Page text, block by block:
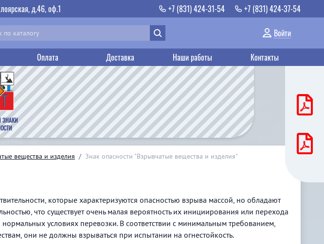
д.46, оф.1 +7 (831) 424-31-54 +7 (831) 424-37-54
Войти
Оплата Доставка Наши работы Контакты
ЗНАКИ
вещества и изделия / Знак опасности "Взрывчатые вещества и изделия"
которые характеризуются опасностью взрыва массой, но обладают
что существует очень малая вероятность их инициирования или перехода
условиях перевозки. В соответствии с минимальным требованием,
они не должны взрываться при испытании на огнестойкость.